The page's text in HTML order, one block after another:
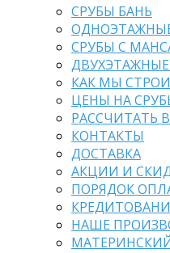
СРУБЫ БАНЬ
СРУБЫ С
КАК МЫ
ЦЕНЫ НА
РАССЧИТАТЬ
КОНТАКТЫ
ДОСТАВКА
АКЦИИ И
ПОРЯДОК
НАШЕ